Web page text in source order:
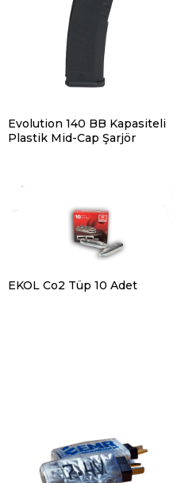
Evolution 140 BB Kapasiteli
Plastik Mid-Cap Şarjör
EKOL Co2 Tüp 10 Adet